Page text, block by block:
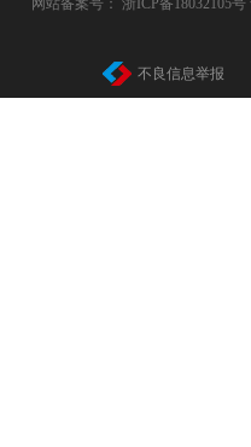
网站备案号： 浙ICP备18032105号
不良信息举报